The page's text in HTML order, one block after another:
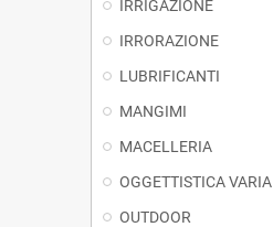
IRRIGAZIONE
IRRORAZIONE
LUBRIFICANTI
MANGIMI
MACELLERIA
OGGETTISTICA VARIA
OUTDOOR